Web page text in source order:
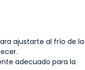
ajustarte al frío de la
adecuado para la